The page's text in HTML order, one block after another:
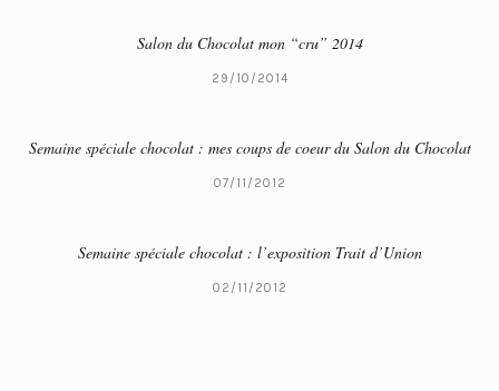
Salon du Chocolat mon “cru” 2014
29/10/2014
Semaine spéciale chocolat : mes coups de coeur du Salon du Chocolat
07/11/2012
Semaine spéciale chocolat : l’exposition Trait d’Union
02/11/2012